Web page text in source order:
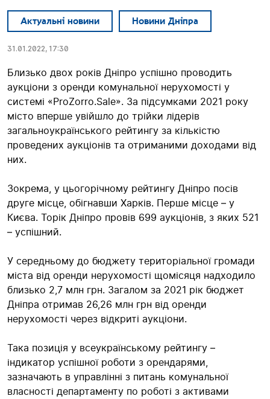
Актуальні новини Новини Дніпра
31.01.2022, 17:30
Близько двох років Дніпро успішно проводить
аукціони з оренди комунальної нерухомості у
системі «ProZorro.Sale». За підсумками 2021 року
місто вперше увійшло до трійки лідерів
загальноукраїнського рейтингу за кількістю
проведених аукціонів та отриманими доходами від
них.
Зокрема, у цьогорічному рейтингу Дніпро посів
друге місце, обігнавши Харків. Перше місце – у
Києва. Торік Дніпро провів 699 аукціонів, з яких 521
– успішний.
У середньому до бюджету територіальної громади
міста від оренди нерухомості щомісяця надходило
близько 2,7 млн грн. Загалом за 2021 рік бюджет
Дніпра отримав 26,26 млн грн від оренди
нерухомості через відкриті аукціони.
Така позиція у всеукраїнському рейтингу –
індикатор успішної роботи з орендарями,
зазначають в управлінні з питань комунальної
власності департаменту по роботі з активами